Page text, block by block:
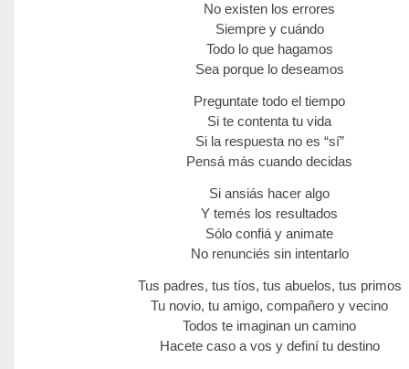
No existen los errores
Siempre y cuándo
Todo lo que hagamos
Sea porque lo deseamos
Preguntate todo el tiempo
Si te contenta tu vida
Si la respuesta no es “sí”
Pensá más cuando decidas
Si ansiás hacer algo
Y temés los resultados
Sólo confiá y animate
No renunciés sin intentarlo
Tus padres, tus tíos, tus abuelos, tus primos
Tu novio, tu amigo, compañero y vecino
Todos te imaginan un camino
Hacete caso a vos y definí tu destino